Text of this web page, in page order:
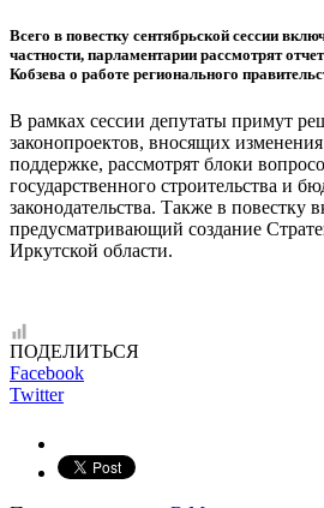
Всего в повестку сентябрьской сессии
частности, парламентарии рассмотрят
Кобзева о работе регионального
В рамках сессии депутаты примут
законопроектов, вносящих
поддержке, рассмотрят блоки
государственного строительства и
законодательства. Также в повестку
предусматривающий создание
Иркутской области.
ПОДЕЛИТЬСЯ
Facebook
Twitter